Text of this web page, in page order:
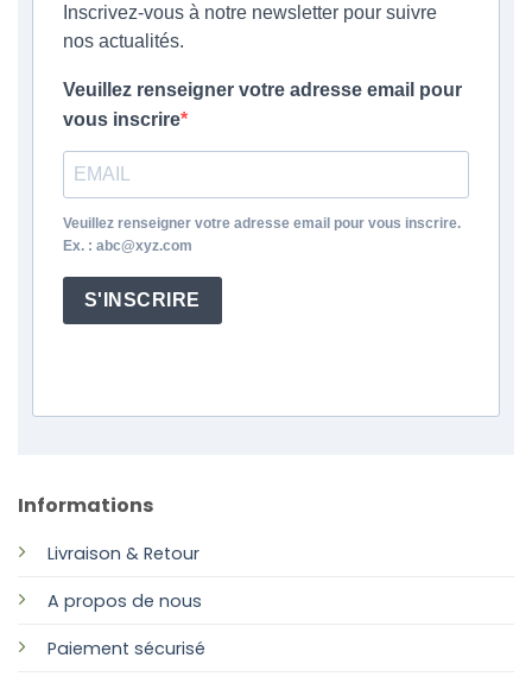
Informations
Livraison & Retour
A propos de nous
Paiement sécurisé
Inscrivez-vous à notre newsletter pour suivre
nos actualités.
Veuillez renseigner votre adresse email pour
vous inscrire
Veuillez renseigner votre adresse email pour vous inscrire.
Ex. : abc@xyz.com
S'INSCRIRE